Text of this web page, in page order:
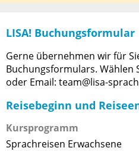
LISA! Buchungsformular
Gerne übernehmen wir für
Buchungsformulars. Wählen
oder Email: team@lisa-
Reisebeginn und
Kursprogramm
Sprachreisen Erwachsene